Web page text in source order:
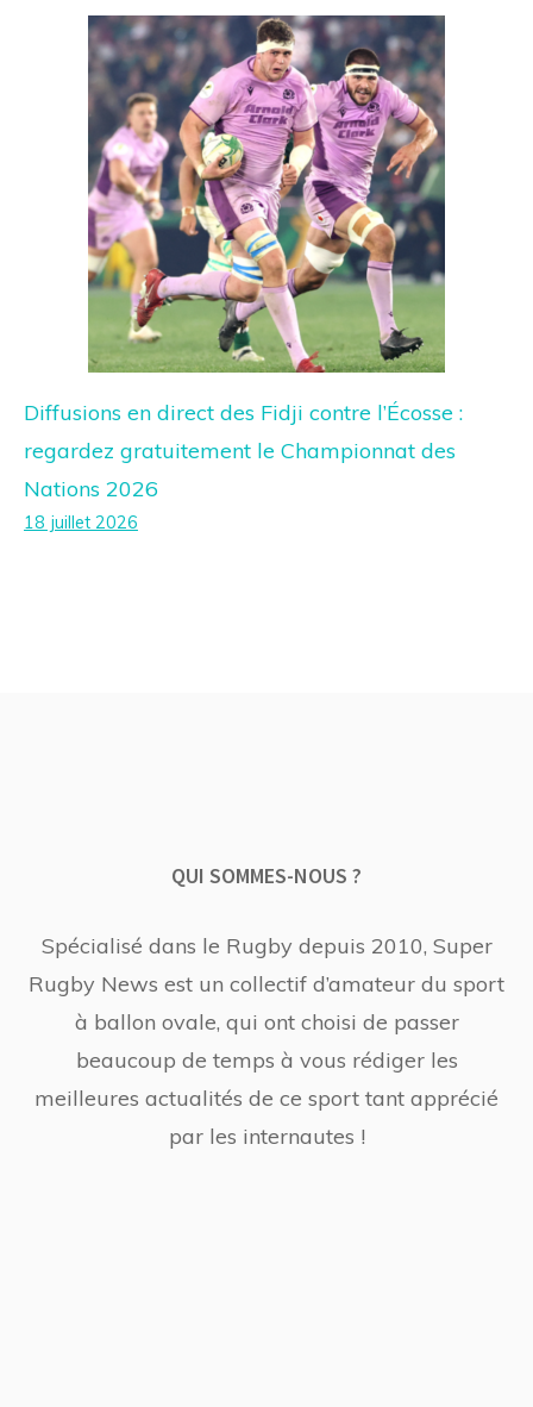
Diffusions en direct des Fidji contre l’Écosse :
regardez gratuitement le Championnat des
Nations 2026
18 juillet 2026
QUI SOMMES-NOUS ?
Spécialisé dans le Rugby depuis 2010, Super
Rugby News est un collectif d’amateur du sport
à ballon ovale, qui ont choisi de passer
beaucoup de temps à vous rédiger les
meilleures actualités de ce sport tant apprécié
par les internautes !